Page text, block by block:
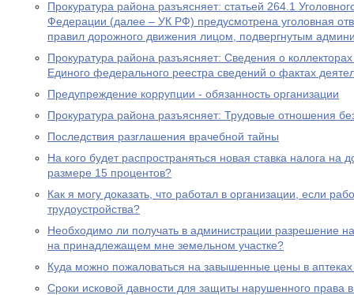
Прокуратура района разъясняет: статьей 264.1
Федерации (далее – УК РФ) предусмотрена уголовная
правил дорожного движения лицом, подвергнутым
Прокуратура района разъясняет: Сведения о
Единого федерального реестра сведений о фактах
Предупреждение коррупции - обязанность организации
Прокуратура района разъясняет: Трудовые отношения
Последствия разглашения врачебной тайны
На кого будет распространяться новая ставка налога на
размере 15 процентов?
Как я могу доказать, что работал в организации, если
трудоустройства?
Необходимо ли получать в администрации разрешение
на принадлежащем мне земельном участке?
Куда можно пожаловаться на завышенные цены в
Сроки исковой давности для защиты нарушенного права